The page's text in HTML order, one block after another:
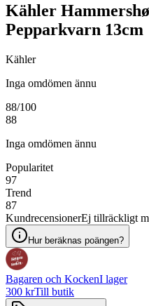
Kähler
Pepparkvarn 13cm
Kähler
Inga omdömen ännu
88/100
88
Inga omdömen ännu
Popularitet
97
Trend
87
KundrecensionerEj tillräckligt
Hur beräknas poängen?
Bagaren och KockenI lager
300 krTill butik